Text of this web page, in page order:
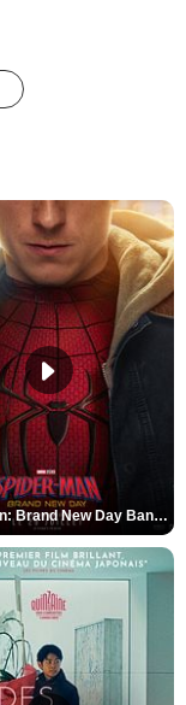
Spider-Man: Brand New Day Bande-annonce VO STFR